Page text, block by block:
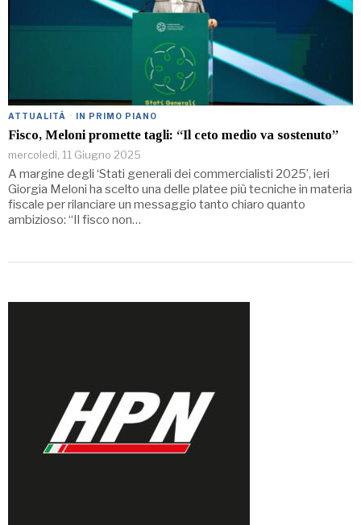
ATTUALITÀ · IN PRIMO PIANO
Fisco, Meloni promette tagli: “Il ceto medio va sostenuto”
mercoledì, 11 Giugno 2025
A margine degli ‘Stati generali dei commercialisti 2025’, ieri
Giorgia Meloni ha scelto una delle platee più tecniche in materia
fiscale per rilanciare un messaggio tanto chiaro quanto
ambizioso: “Il fisco non…